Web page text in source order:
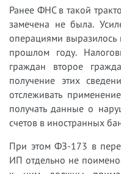
Ранее ФНС в такой
замечена не была.
операциями выразилось
прошлом году.
граждан второе
получение этих
отслеживать
получать данные о
счетов в иностранных
При этом ФЗ-173 в
ИП отдельно не